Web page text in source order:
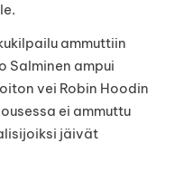
ammuttiin
Salminen ampui
vei Robin Hoodin
ei ammuttu
jäivät